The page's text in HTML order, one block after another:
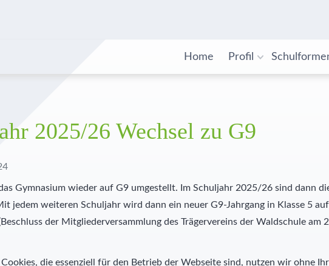
Home Profil
2025/26 Wechsel zu G9
Gymnasium wieder auf G9 umgestellt. Im Schuljahr 2025/26 sind dann
jedem weiteren Schuljahr wird dann ein neuer G9-Jahrgang in Klasse 5
der Mitgliederversammlung des Trägervereins der Waldschule am
die essenziell für den Betrieb der Webseite sind, nutzen wir ohne